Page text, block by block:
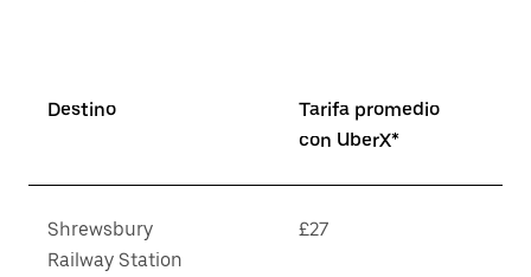
Destino
Tarifa promedio
con UberX*
Shrewsbury
Railway Station
£27